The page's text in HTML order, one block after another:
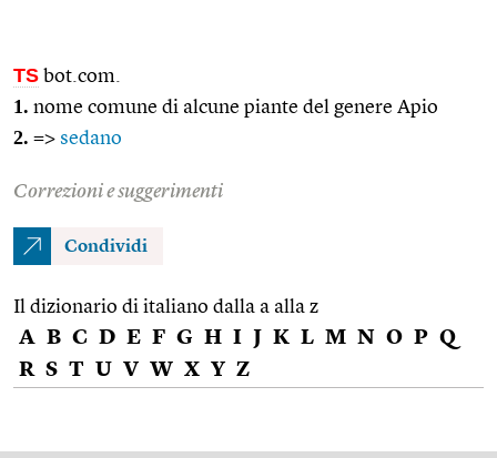
TS bot.com.
1. nome comune di alcune piante del genere Apio
2. => sedano
Correzioni e suggerimenti
Condividi
Il dizionario di italiano dalla a alla z
A B C D E F G H I J K L M N O P Q
R S T U V W X Y Z